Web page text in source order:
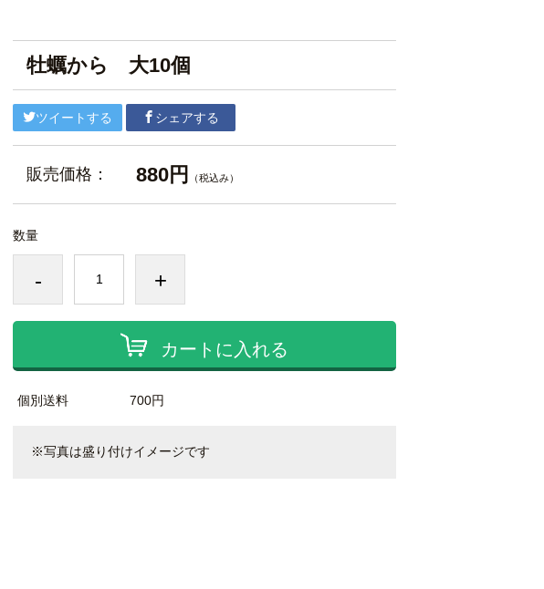
牡蠣から 大10個
ツイートする シェアする
販売価格： 880円 （税込み）
数量
- +
カートに入れる
個別送料 700円
※写真は盛り付けイメージです